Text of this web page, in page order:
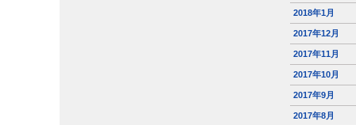
2018年1月
2017年12月
2017年11月
2017年10月
2017年9月
2017年8月